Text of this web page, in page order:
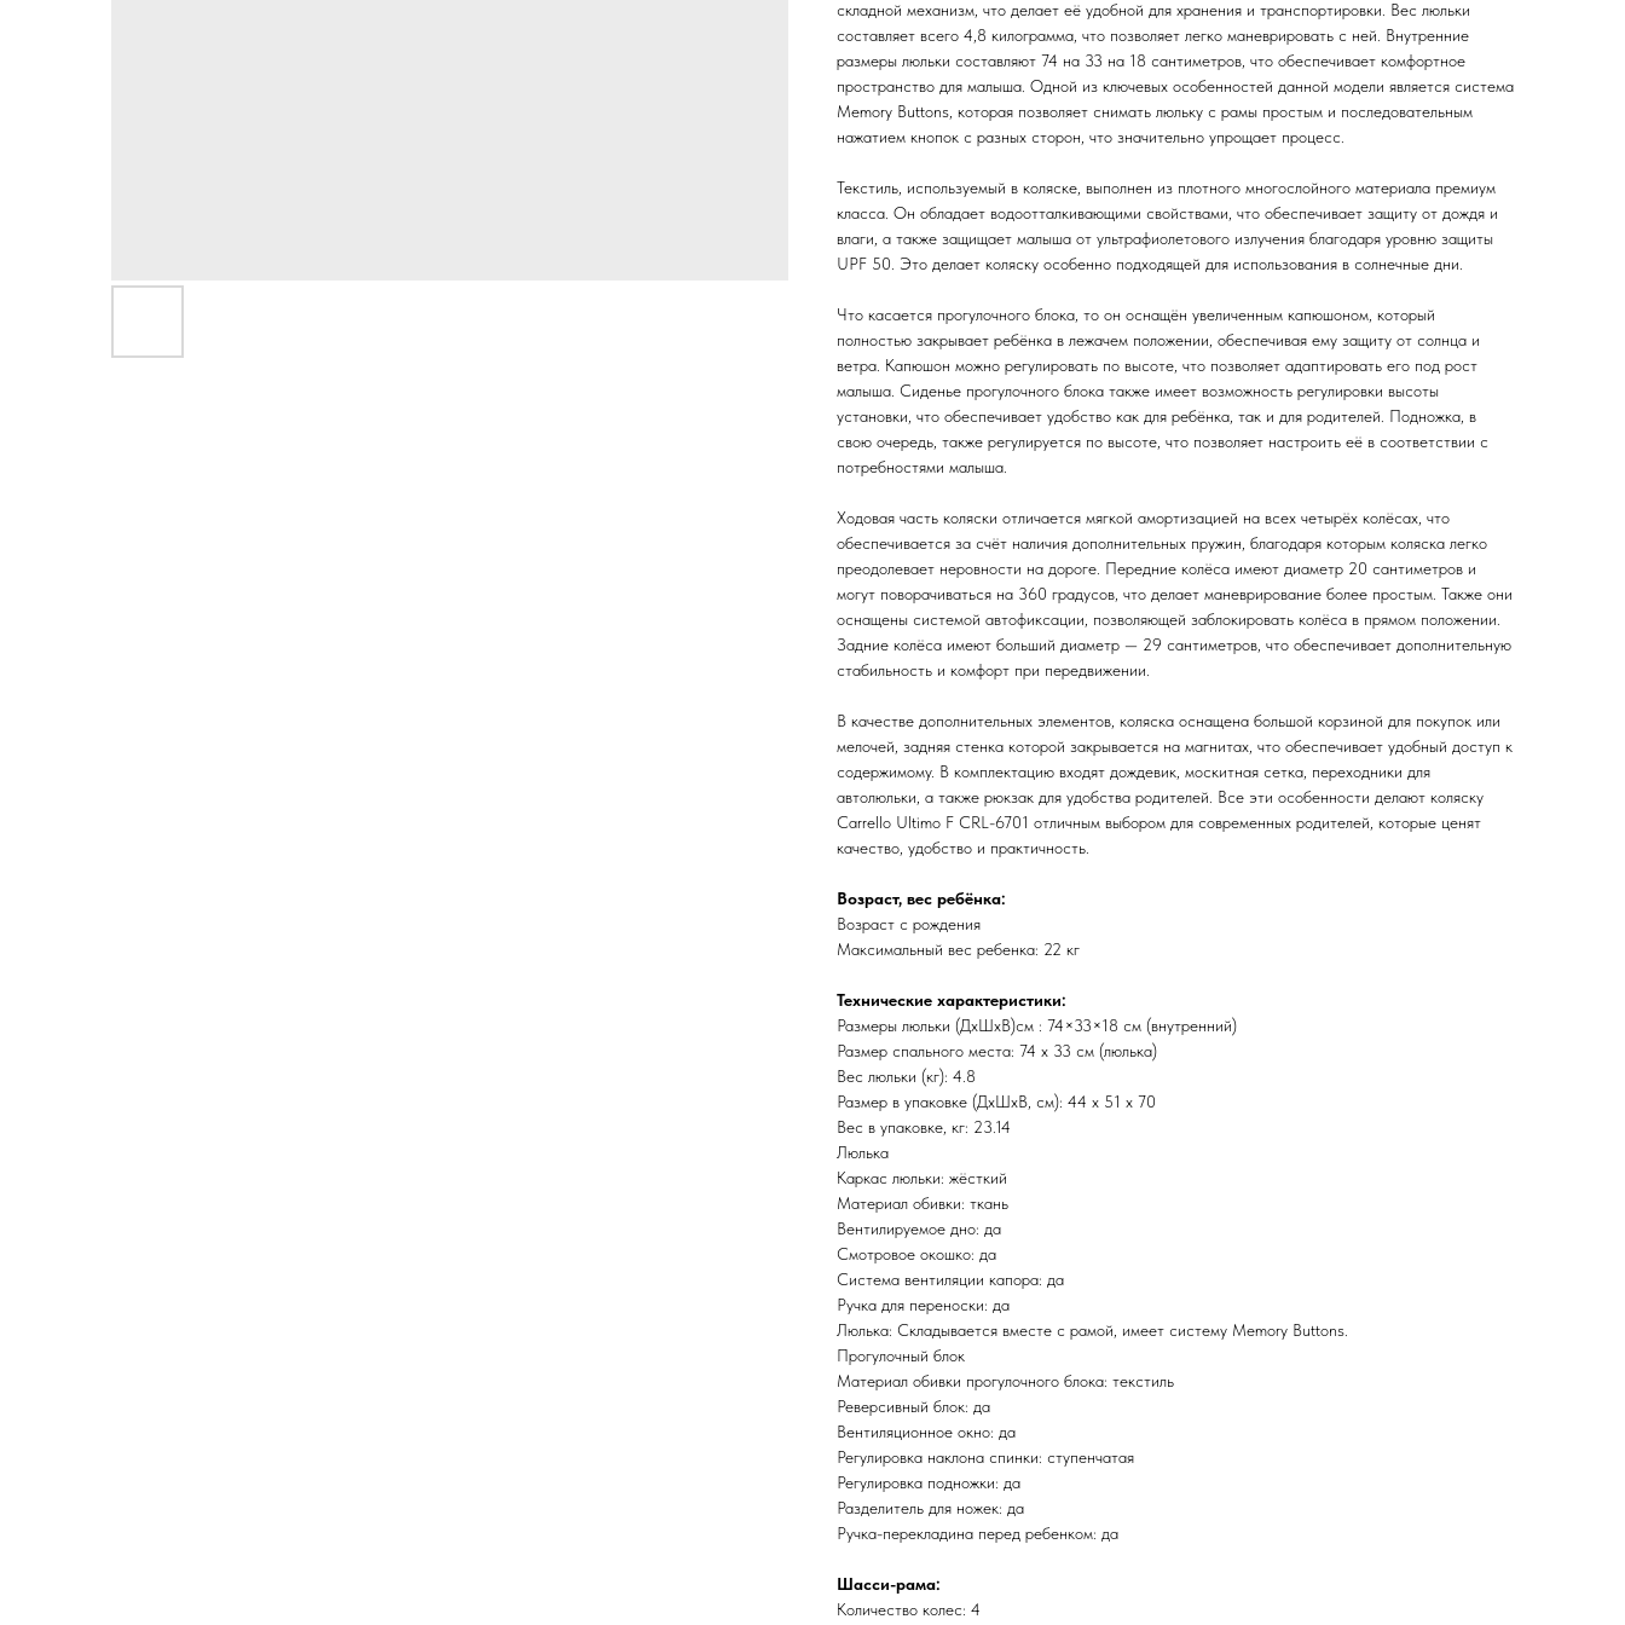
складной механизм, что делает её удобной для хранения и транспортировки. Вес люльки
составляет всего 4,8 килограмма, что позволяет легко маневрировать с ней. Внутренние
размеры люльки составляют 74 на 33 на 18 сантиметров, что обеспечивает комфортное
пространство для малыша. Одной из ключевых особенностей данной модели является система
Memory Buttons, которая позволяет снимать люльку с рамы простым и последовательным
нажатием кнопок с разных сторон, что значительно упрощает процесс.
Текстиль, используемый в коляске, выполнен из плотного многослойного материала премиум
класса. Он обладает водоотталкивающими свойствами, что обеспечивает защиту от дождя и
влаги, а также защищает малыша от ультрафиолетового излучения благодаря уровню защиты
UPF 50. Это делает коляску особенно подходящей для использования в солнечные дни.
Что касается прогулочного блока, то он оснащён увеличенным капюшоном, который
полностью закрывает ребёнка в лежачем положении, обеспечивая ему защиту от солнца и
ветра. Капюшон можно регулировать по высоте, что позволяет адаптировать его под рост
малыша. Сиденье прогулочного блока также имеет возможность регулировки высоты
установки, что обеспечивает удобство как для ребёнка, так и для родителей. Подножка, в
свою очередь, также регулируется по высоте, что позволяет настроить её в соответствии с
потребностями малыша.
Ходовая часть коляски отличается мягкой амортизацией на всех четырёх колёсах, что
обеспечивается за счёт наличия дополнительных пружин, благодаря которым коляска легко
преодолевает неровности на дороге. Передние колёса имеют диаметр 20 сантиметров и
могут поворачиваться на 360 градусов, что делает маневрирование более простым. Также они
оснащены системой автофиксации, позволяющей заблокировать колёса в прямом положении.
Задние колёса имеют больший диаметр — 29 сантиметров, что обеспечивает дополнительную
стабильность и комфорт при передвижении.
В качестве дополнительных элементов, коляска оснащена большой корзиной для покупок или
мелочей, задняя стенка которой закрывается на магнитах, что обеспечивает удобный доступ к
содержимому. В комплектацию входят дождевик, москитная сетка, переходники для
автолюльки, а также рюкзак для удобства родителей. Все эти особенности делают коляску
Carrello Ultimo F CRL-6701 отличным выбором для современных родителей, которые ценят
качество, удобство и практичность.
Возраст, вес ребёнка:
Возраст с рождения
Максимальный вес ребенка: 22 кг
Технические характеристики:
Размеры люльки (ДхШхВ)см : 74×33×18 см (внутренний)
Размер спального места: 74 х 33 см (люлька)
Вес люльки (кг): 4.8
Размер в упаковке (ДхШхВ, см): 44 х 51 х 70
Вес в упаковке, кг: 23.14
Люлька
Каркас люльки: жёсткий
Материал обивки: ткань
Вентилируемое дно: да
Смотровое окошко: да
Система вентиляции капора: да
Ручка для переноски: да
Люлька: Складывается вместе с рамой, имеет систему Memory Buttons.
Прогулочный блок
Материал обивки прогулочного блока: текстиль
Реверсивный блок: да
Вентиляционное окно: да
Регулировка наклона спинки: ступенчатая
Регулировка подножки: да
Разделитель для ножек: да
Ручка-перекладина перед ребенком: да
Шасси-рама:
​Количество колес: 4